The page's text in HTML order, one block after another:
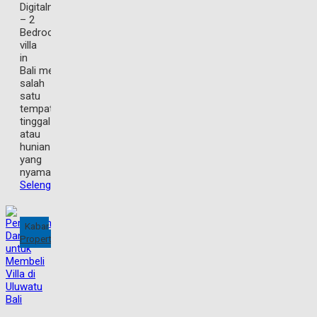
Digitalmarketingproperty.com
– 2
Bedroom
villa
in
Bali menjadi
salah
satu
tempat
tinggal
atau
hunian
yang
nyaman,
Selengkapnya
Kabar
Property